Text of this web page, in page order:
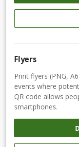
Flyers
Print flyers (PNG,
events where
QR code allows
smartphones.